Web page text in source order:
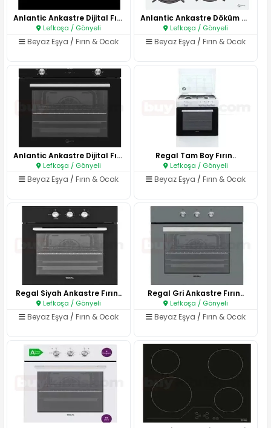
Anlantic Ankastre Dijital Fırı..
Lefkoşa / Gönyeli
Beyaz Eşya / Fırın & Ocak
Anlantic Ankastre Döküm Ocak..
Lefkoşa / Gönyeli
Beyaz Eşya /Fırın & Ocak
Anlantic Ankastre Dijital Fırı..
Lefkoşa / Gönyeli
Beyaz Eşya / Fırın & Ocak
Regal Tam Boy Fırın..
Lefkoşa / Gönyeli
Beyaz Eşya /Fırın & Ocak
Regal Siyah Ankastre Fırın..
Lefkoşa / Gönyeli
Beyaz Eşya / Fırın & Ocak
Regal Gri Ankastre Fırın..
Lefkoşa / Gönyeli
Beyaz Eşya /Fırın & Ocak